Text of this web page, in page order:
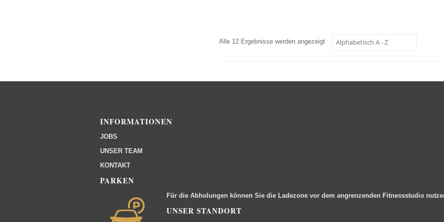
Alle 12 Ergebnisse werden angezeigt
INFORMATIONEN
JOBS
UNSER TEAM
KONTAKT
PARKEN
Für die Abholungen können Sie die Ladezone vor dem angrenzenden Fitnessstudio
UNSER STANDORT